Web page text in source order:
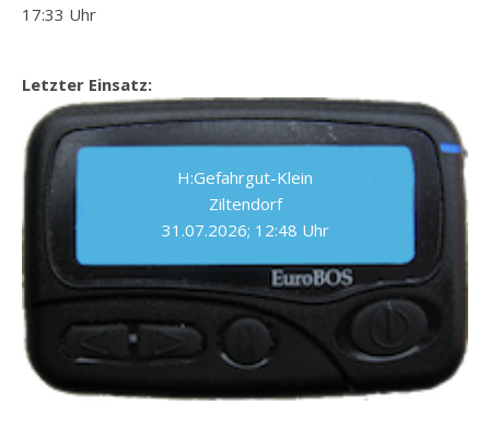
17:33 Uhr
Letzter Einsatz:
H:Gefahrgut-Klein
Ziltendorf
31.07.2026; 12:48 Uhr